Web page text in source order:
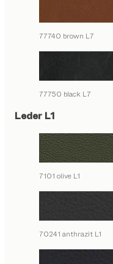
77740 brown L7
77750 black L7
Leder L1
7101 olive L1
70241 anthrazit L1